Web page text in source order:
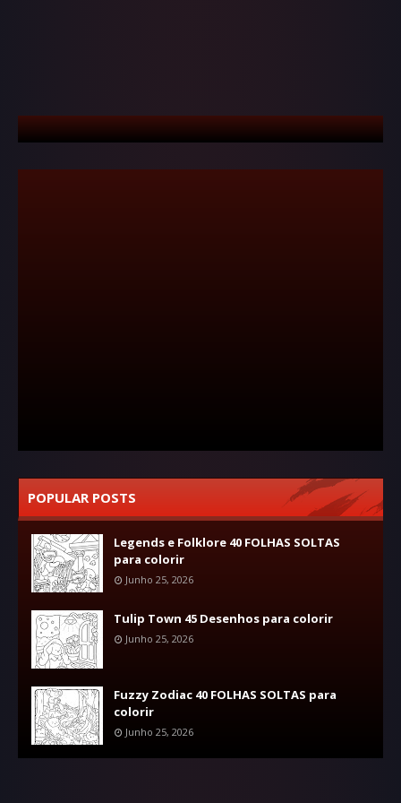
POPULAR POSTS
Legends e Folklore 40 FOLHAS SOLTAS
para colorir
Junho 25, 2026
Tulip Town 45 Desenhos para colorir
Junho 25, 2026
Fuzzy Zodiac 40 FOLHAS SOLTAS para
colorir
Junho 25, 2026